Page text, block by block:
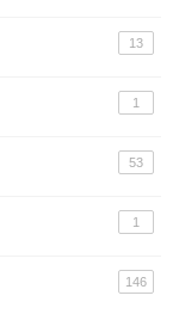
13
1
53
1
146